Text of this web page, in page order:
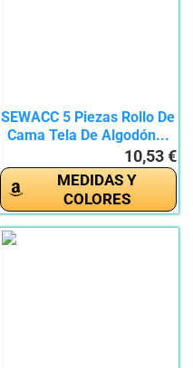
SEWACC 5 Piezas Rollo De
Cama Tela De Algodón...
10,53 €
MEDIDAS Y
COLORES